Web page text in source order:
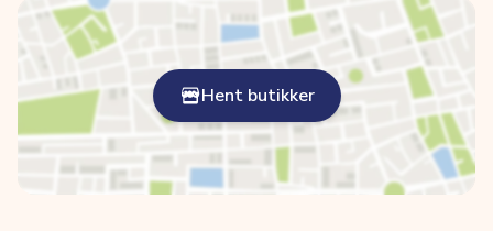
Hent butikker